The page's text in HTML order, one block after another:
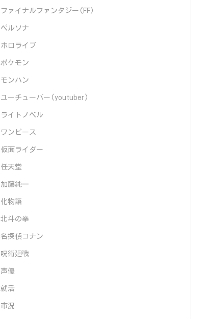
ファイナルファンタジー(FF)
ペルソナ
ホロライブ
ポケモン
モンハン
ユーチューバー(youtuber)
ライトノベル
ワンピース
仮面ライダー
任天堂
加藤純一
化物語
北斗の拳
名探偵コナン
呪術廻戦
声優
就活
市況